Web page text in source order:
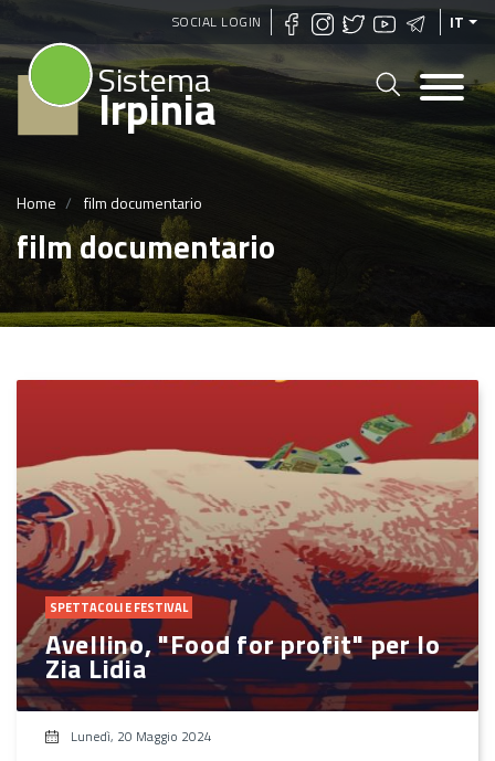
Salta
al
contenuto
principale
SOCIAL LOGIN IT
Sistema
Irpinia
Home film documentario
film documentario
SPETTACOLI E FESTIVAL
Avellino, "Food for profit" per lo
Zia Lidia
Lunedì, 20 Maggio 2024